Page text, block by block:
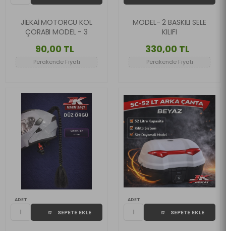
JİEKAİ MOTORCU KOL
ÇORABI MODEL - 3
90,00 TL
Perakende Fiyatı
MODEL- 2 BASKILI SELE
KILIFI
330,00 TL
Perakende Fiyatı
ADET
SEPETE EKLE
ADET
SEPETE EKLE